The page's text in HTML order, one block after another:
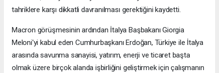
tahriklere karşı dikkatli davranılması gerektiğini kaydetti.
Macron görüşmesinin ardından İtalya Başbakanı Giorgia
Meloni'yi kabul eden Cumhurbaşkanı Erdoğan, Türkiye ile İtalya
arasında savunma sanayisi, yatırım, enerji ve ticaret başta
olmak üzere birçok alanda işbirliğini geliştirmek için çalışmanın